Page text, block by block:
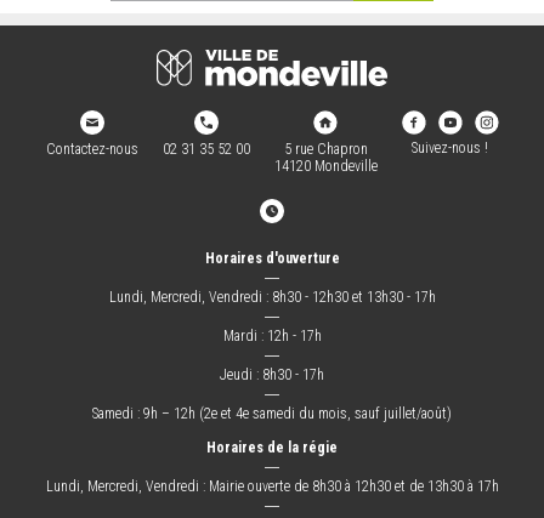
Contactez-nous 02 31 35 52 00
5 rue Chapron
14120 Mondeville
Suivez-nous !
Horaires d'ouverture
―
Lundi, Mercredi, Vendredi : 8h30 - 12h30 et 13h30 - 17h
―
Mardi : 12h - 17h
―
Jeudi : 8h30 - 17h
―
Samedi : 9h – 12h (2e et 4e samedi du mois, sauf juillet/août)
Horaires de la régie
―
Lundi, Mercredi, Vendredi : Mairie ouverte de 8h30 à 12h30 et de 13h30 à 17h
―